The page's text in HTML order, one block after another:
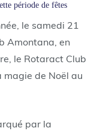
période de fêtes
le samedi 21
Amontana, en
le Rotaract Club
magie de Noël au
par la